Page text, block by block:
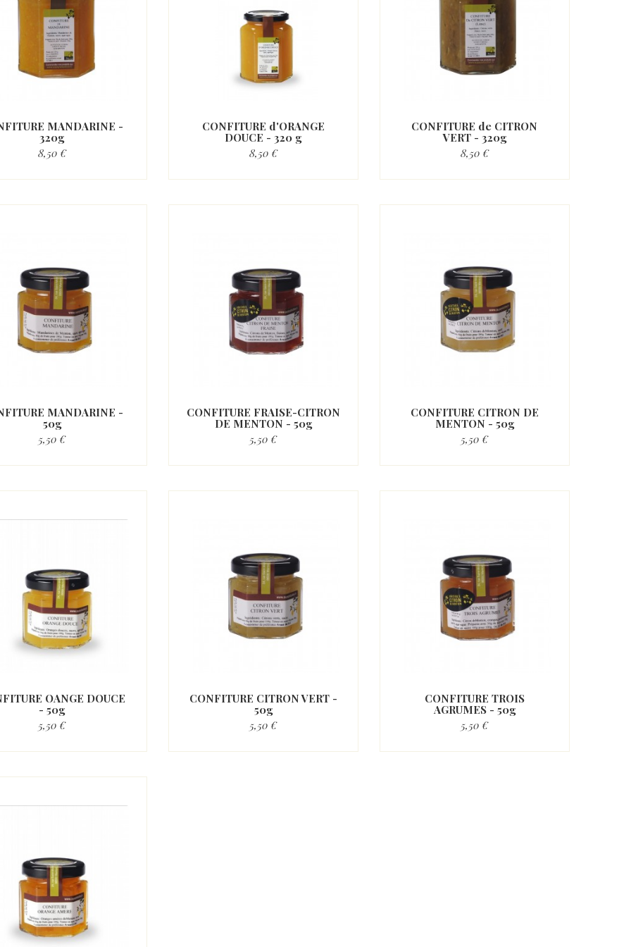
MANDARINE -
320g
8,50 €
CONFITURE d'ORANGE
DOUCE - 320 g
8,50 €
CONFITURE de CITRON
VERT - 320g
8,50 €
MANDARINE -
50g
5,50 €
CONFITURE FRAISE-CITRON
DE MENTON - 50g
5,50 €
CONFITURE CITRON DE
MENTON - 50g
5,50 €
OANGE DOUCE
- 50g
5,50 €
CONFITURE CITRON VERT -
50g
5,50 €
CONFITURE TROIS
AGRUMES - 50g
5,50 €